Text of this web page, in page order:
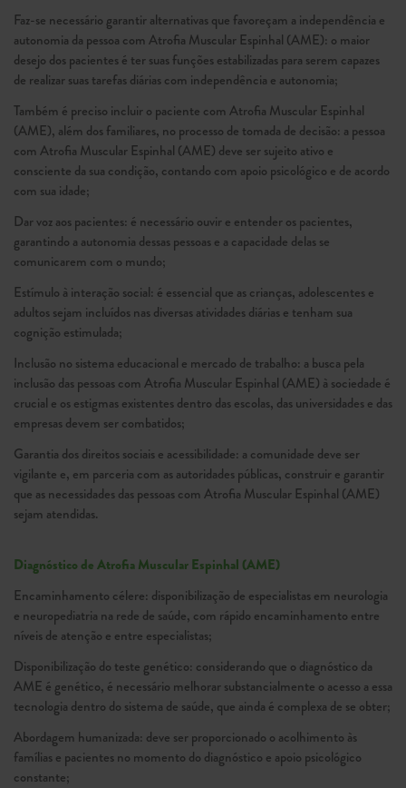
Faz-se necessário garantir alternativas que favoreçam a independência e
autonomia da pessoa com Atrofia Muscular Espinhal (AME): o maior
desejo dos pacientes é ter suas funções estabilizadas para serem capazes
de realizar suas tarefas diárias com independência e autonomia;
Também é preciso incluir o paciente com Atrofia Muscular Espinhal
(AME), além dos familiares, no processo de tomada de decisão: a pessoa
com Atrofia Muscular Espinhal (AME) deve ser sujeito ativo e
consciente da sua condição, contando com apoio psicológico e de acordo
com sua idade;
Dar voz aos pacientes: é necessário ouvir e entender os pacientes,
garantindo a autonomia dessas pessoas e a capacidade delas se
comunicarem com o mundo;
Estímulo à interação social: é essencial que as crianças, adolescentes e
adultos sejam incluídos nas diversas atividades diárias e tenham sua
cognição estimulada;
Inclusão no sistema educacional e mercado de trabalho: a busca pela
inclusão das pessoas com Atrofia Muscular Espinhal (AME) à sociedade é
crucial e os estigmas existentes dentro das escolas, das universidades e das
empresas devem ser combatidos;
Garantia dos direitos sociais e acessibilidade: a comunidade deve ser
vigilante e, em parceria com as autoridades públicas, construir e garantir
que as necessidades das pessoas com Atrofia Muscular Espinhal (AME)
sejam atendidas.
Diagnóstico de Atrofia Muscular Espinhal (AME)
Encaminhamento célere: disponibilização de especialistas em neurologia
e neuropediatria na rede de saúde, com rápido encaminhamento entre
níveis de atenção e entre especialistas;
Disponibilização do teste genético: considerando que o diagnóstico da
AME é genético, é necessário melhorar substancialmente o acesso a essa
tecnologia dentro do sistema de saúde, que ainda é complexa de se obter;
Abordagem humanizada: deve ser proporcionado o acolhimento às
famílias e pacientes no momento do diagnóstico e apoio psicológico
constante;